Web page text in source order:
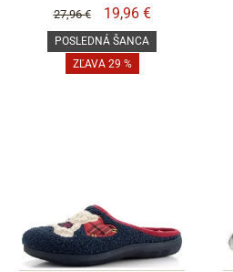
27,96 € 19,96 €
POSLEDNÁ ŠANCA
ZĽAVA 29 %